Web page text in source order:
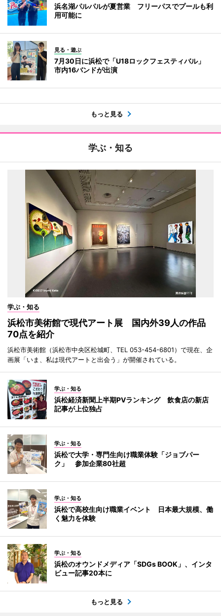
浜名湖パルパルが夏営業 フリーパスでプールも利
用可能に
見る・遊ぶ
7月30日に浜松で「U18ロックフェスティバル」
市内16バンドが出演
もっと見る
学ぶ・知る
学ぶ・知る
浜松市美術館で現代アート展 国内外39人の作品
70点を紹介
浜松市美術館（浜松市中央区松城町、TEL 053-454-6801）で現在、企
画展「いま、私は現代アートと出会う」が開催されている。
学ぶ・知る
浜松経済新聞上半期PVランキング 飲食店の新店
記事が上位独占
学ぶ・知る
浜松で大学・専門生向け職業体験「ジョブパー
ク」 参加企業80社超
学ぶ・知る
浜松で高校生向け職業イベント 日本最大規模、働
く魅力を体験
学ぶ・知る
浜松のオウンドメディア「SDGs BOOK」、インタ
ビュー記事20本に
もっと見る